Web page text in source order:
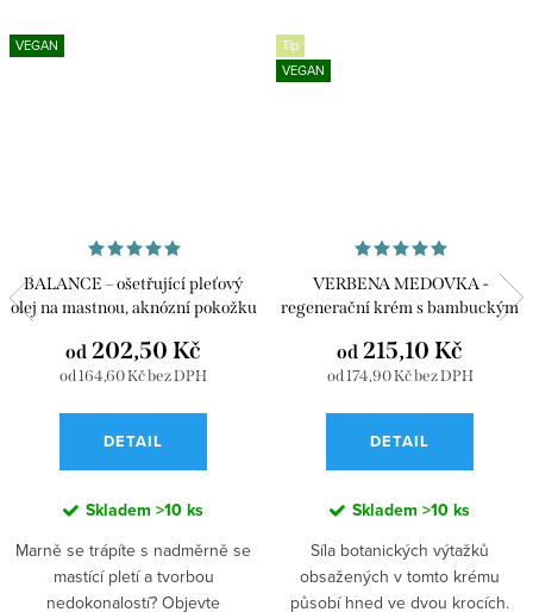
VEGAN
BALANCE – ošetřující pleťový
olej na mastnou, aknózní pokožku
od 164,60 Kč bez DPH
od 202,50 Kč
DETAIL
Skladem >10 ks
Marně se trápíte s nadměrně se
mastící pletí a tvorbou
nedokonalostí? Objevte
Tip
VEGAN
VERBENA MEDOVKA -
regenerační krém s bambuckým
od 174,90 Kč bez DPH
od 215,10 Kč
DETAIL
Skladem >10 ks
Síla botanických výtažků
obsažených v tomto krému
působí hned ve dvou krocích.